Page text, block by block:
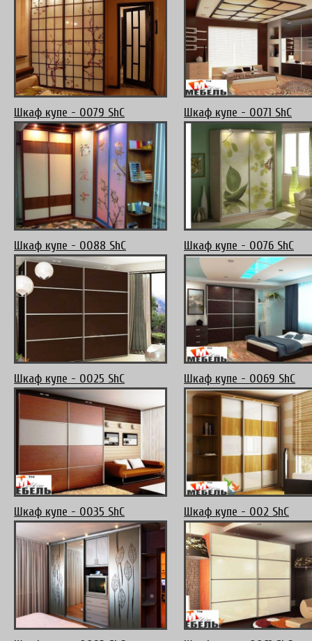
Шкаф купе - 0079 ShC Шкаф купе - 0071 ShC
Шкаф купе - 0088 ShC Шкаф купе - 0076 ShC
Шкаф купе - 0025 ShC Шкаф купе - 0069 ShC
Шкаф купе - 0035 ShC Шкаф купе - 002 ShC